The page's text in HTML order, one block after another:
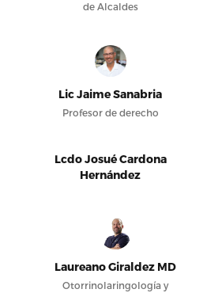
de Alcaldes
Lic Jaime Sanabria
Profesor de derecho
Lcdo Josué Cardona
Hernández
Laureano Giraldez MD
Otorrinolaringología y